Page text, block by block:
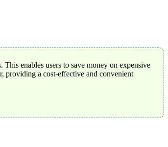
enables users to save money on expensive
providing a cost-effective and convenient